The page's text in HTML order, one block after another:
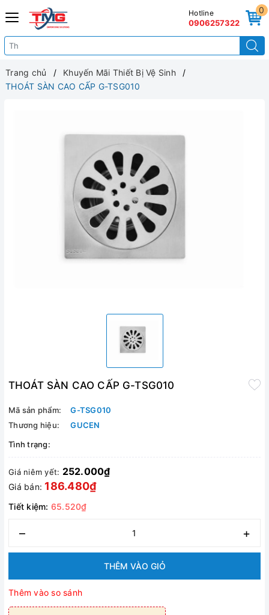
0
Hotline
0906257322
Trang chủ
Khuyến Mãi Thiết Bị Vệ Sinh
THOÁT SÀN CAO CẤP G-TSG010
THOÁT SÀN CAO CẤP G-TSG010
Mã sản phẩm:
G-TSG010
Thương hiệu:
GUCEN
Tình trạng:
Giá niêm yết: 252.000₫
Giá bán: 186.480₫
Tiết kiệm: 65.520₫
– +
THÊM VÀO GIỎ
Thêm vào so sánh